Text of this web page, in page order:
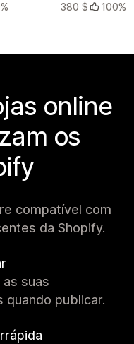
380 $
100%
online
os
compatível com
da Shopify.
suas
quando publicar.